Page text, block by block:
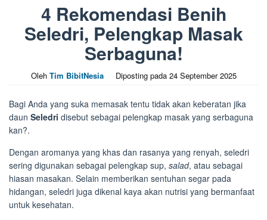
4 Rekomendasi Benih
Seledri, Pelengkap Masak
Serbaguna!
Oleh Tim BibitNesia Diposting pada 24 September 2025
Bagi Anda yang suka memasak tentu tidak akan keberatan jika
daun Seledri disebut sebagai pelengkap masak yang serbaguna
kan?.
Dengan aromanya yang khas dan rasanya yang renyah, seledri
sering digunakan sebagai pelengkap sup, salad, atau sebagai
hiasan masakan. Selain memberikan sentuhan segar pada
hidangan, seledri juga dikenal kaya akan nutrisi yang bermanfaat
untuk kesehatan.